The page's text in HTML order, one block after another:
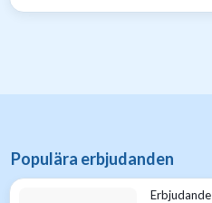
Populära erbjudanden
Erbjudande
Nätbutiker